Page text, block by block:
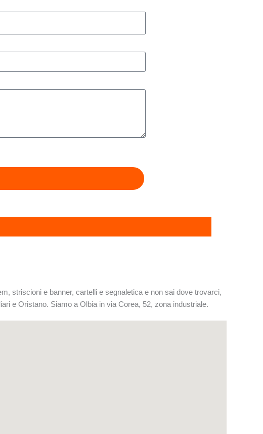
striscioni e banner, cartelli e segnaletica e non sai dove trovarci,
e Oristano. Siamo a Olbia in via Corea, 52, zona industriale.